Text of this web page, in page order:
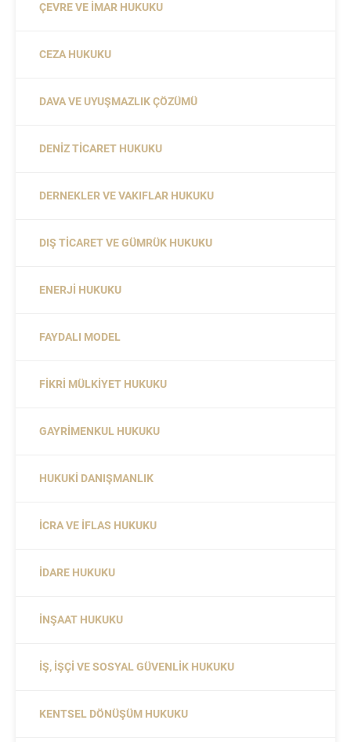
ÇEVRE VE İMAR HUKUKU
CEZA HUKUKU
DAVA VE UYUŞMAZLIK ÇÖZÜMÜ
DENIZ TICARET HUKUKU
DERNEKLER VE VAKIFLAR HUKUKU
DIŞ TICARET VE GÜMRÜK HUKUKU
ENERJI HUKUKU
FAYDALI MODEL
FIKRI MÜLKIYET HUKUKU
GAYRIMENKUL HUKUKU
HUKUKI DANIŞMANLIK
İCRA VE İFLAS HUKUKU
İDARE HUKUKU
İNŞAAT HUKUKU
İŞ, İŞÇI VE SOSYAL GÜVENLIK HUKUKU
KENTSEL DÖNÜŞÜM HUKUKU